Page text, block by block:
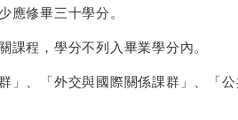
應修畢三十學分。
課程，學分不列入畢業學分內。
」、「外交與國際關係課群」、「